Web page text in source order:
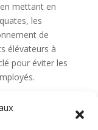
mettant en
les
de
élévateurs à
pour éviter les